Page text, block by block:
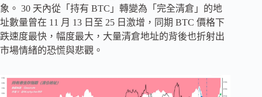
象。 30 天內從「持有 BTC」轉變為「完全清倉」的地
址數量曾在 11 月 13 日至 25 日激增，同期 BTC 價格下
跌速度最快，幅度最大，大量清倉地址的背後也折射出
市場情緒的恐慌與悲觀。